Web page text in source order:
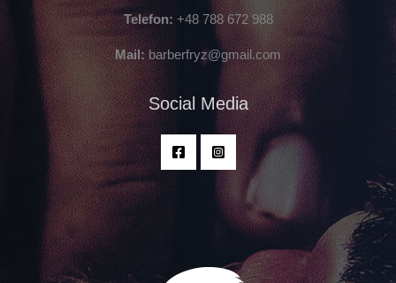
Telefon: +48 788 672 988
Mail: barberfryz@gmail.com
Social Media